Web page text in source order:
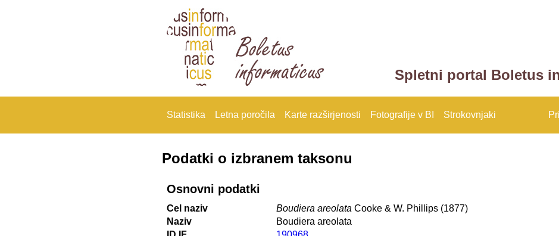
Spletni portal Boletus
Statistika Letna poročila Karte razširjenosti Fotografije v BI Strokovnjaki
Podatki o izbranem taksonu
Osnovni podatki
Cel naziv Boudiera areolata Cooke & W. Phillips (1877)
Naziv
Boudiera areolata